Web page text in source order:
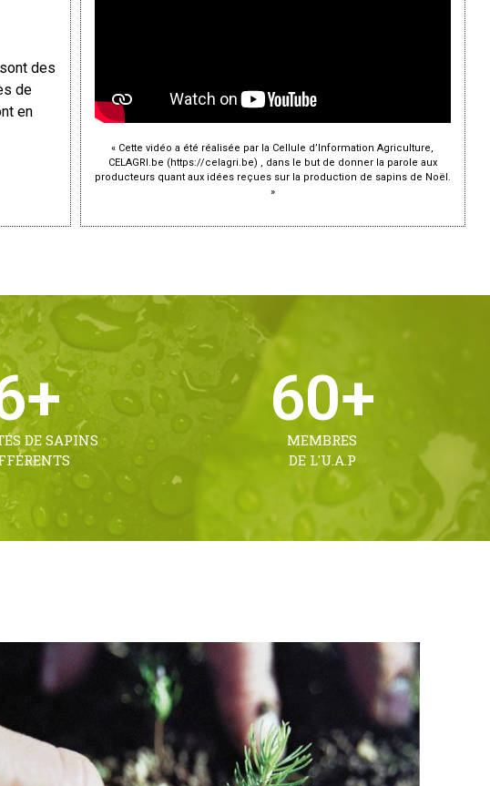
des
de
en
« Cette vidéo a été réalisée par la Cellule d’Information Agriculture,
CELAGRI.be (https://celagri.be) , dans le but de donner la parole aux
producteurs quant aux idées reçues sur la production de sapins de Noël.
»
+
DE SAPINS
60+
MEMBRES
DE L'U.A.P